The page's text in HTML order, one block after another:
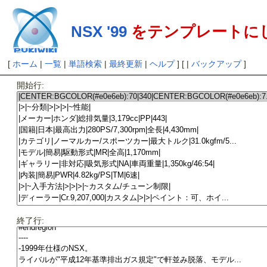
NSX '99 をテンプレートに
[ ホーム |一覧 |単語検索 |最終更新 |ヘルプ] [ |バックアップ]
開始行:
終了行: